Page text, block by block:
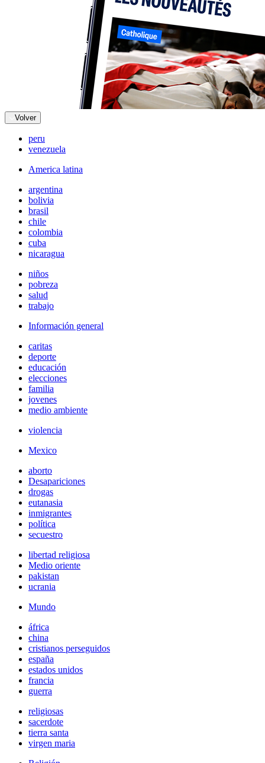
Volver
peru
venezuela
America latina
argentina
bolivia
brasil
chile
colombia
cuba
nicaragua
niños
pobreza
salud
trabajo
Información general
caritas
deporte
educación
elecciones
familia
jovenes
medio ambiente
violencia
Mexico
aborto
Desapariciones
drogas
eutanasia
inmigrantes
política
secuestro
libertad religiosa
Medio oriente
pakistan
ucrania
Mundo
áfrica
china
cristianos perseguidos
españa
estados unidos
francia
guerra
religiosas
sacerdote
tierra santa
virgen maria